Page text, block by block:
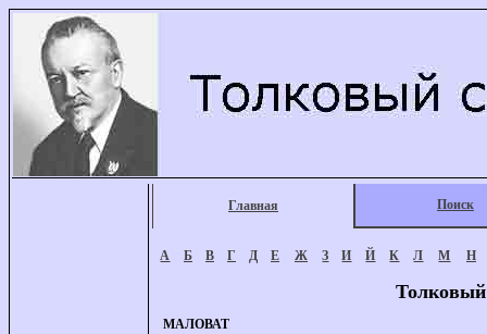
Главная Поиск
А Б В Г Д Е Ж З И Й К Л М Н
МАЛОВАТ